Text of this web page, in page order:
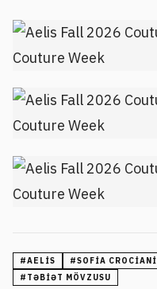
#AELIS #SOFIA CROCIANI
# TƏBIƏT MÖVZUSU